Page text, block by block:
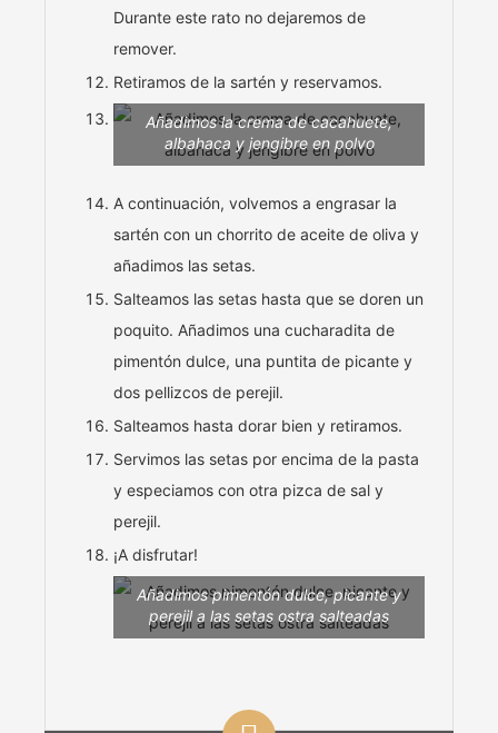
Durante este rato no dejaremos de
remover.
Retiramos de la sartén y reservamos.
Añadimos la crema de cacahuete,
albahaca y jengibre en polvo
A continuación, volvemos a engrasar la
sartén con un chorrito de aceite de oliva y
añadimos las setas.
Salteamos las setas hasta que se doren un
poquito. Añadimos una cucharadita de
pimentón dulce, una puntita de picante y
dos pellizcos de perejil.
Salteamos hasta dorar bien y retiramos.
Servimos las setas por encima de la pasta
y especiamos con otra pizca de sal y
perejil.
¡A disfrutar!
Añadimos pimentón dulce, picante y
perejil a las setas ostra salteadas